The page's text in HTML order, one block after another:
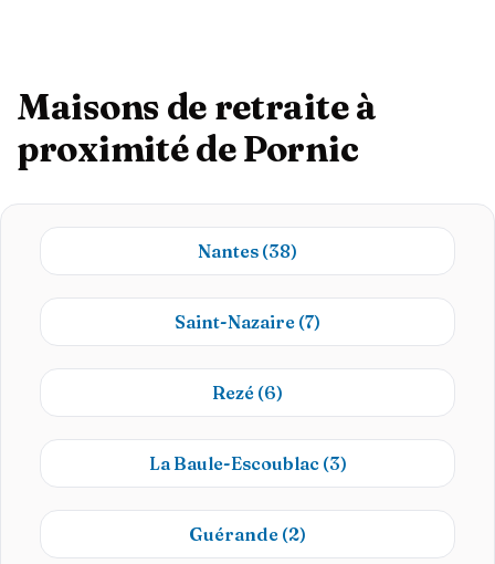
Maisons de retraite à
proximité de Pornic
Nantes (38)
Saint-Nazaire (7)
Rezé (6)
La Baule-Escoublac (3)
Guérande (2)